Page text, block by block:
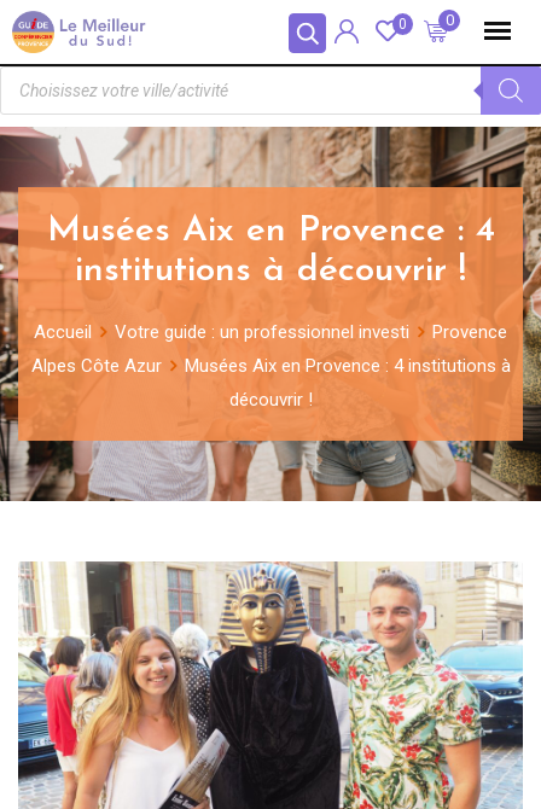
Panneau de gestion des cookies 0
0
Musées Aix en Provence : 4
institutions à découvrir !
Accueil Votre guide : un professionnel investi
Provence
Alpes Côte Azur
Musées Aix en Provence : 4 institutions à
découvrir !